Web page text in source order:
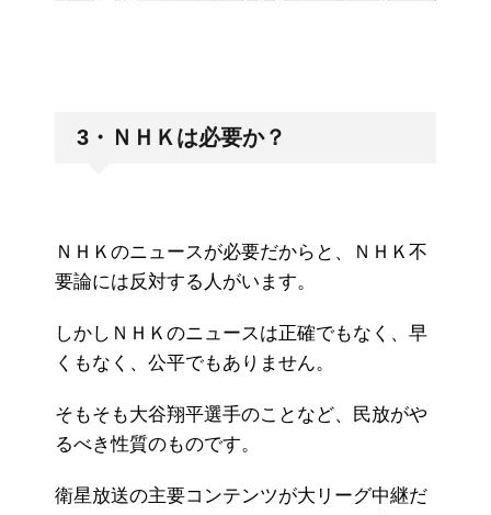
3・ＮＨＫは必要か？
ＮＨＫのニュースが必要だからと、ＮＨＫ不
要論には反対する人がいます。
しかしＮＨＫのニュースは正確でもなく、早
くもなく、公平でもありません。
そもそも大谷翔平選手のことなど、民放がや
るべき性質のものです。
衛星放送の主要コンテンツが大リーグ中継だ